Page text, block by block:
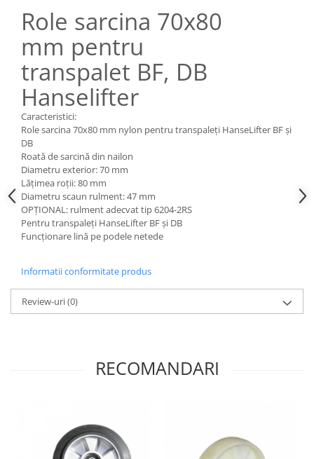
Instalatii de rotire
Platforme foarfeca
Tip SB - cu bază rabatabilă
Nacela stivuitor
Translator stivuitor
Prelungitor lame stivuitor CAM
attachments
Atasamente profesionale CAM
Cleste ridicare butoi
Dispozitive ridicare butoaie
Role sarcina 70x80
mm pentru
transpalet BF, DB
Hanselifter
Caracteristici:
Role sarcina 70x80 mm nylon pentru transpaleți HanseLifter BF și
DB
Roată de sarcină din nailon
Diametru exterior: 70 mm
Lățimea roții: 80 mm
Diametru scaun rulment: 47 mm
OPȚIONAL: rulment adecvat tip 6204-2RS
Pentru transpaleți HanseLifter BF și DB
Funcționare lină pe podele netede
Informatii conformitate produs
Review-uri(0)
RECOMANDARI